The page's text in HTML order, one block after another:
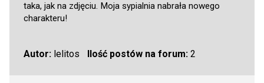
taka, jak na zdjęciu. Moja sypialnia nabrała nowego
charakteru!
Autor: lelitos Ilość postów na forum:2